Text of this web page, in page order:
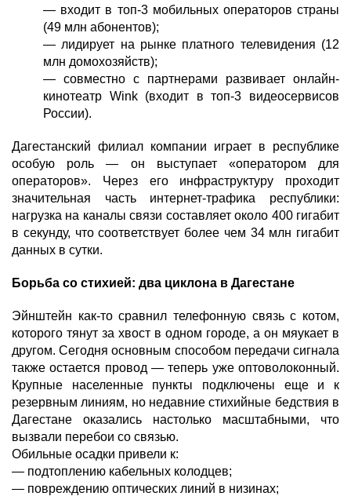
— входит в топ-3 мобильных операторов страны
(49 млн абонентов);
— лидирует на рынке платного телевидения (12
млн домохозяйств);
— совместно с партнерами развивает онлайн-
кинотеатр Wink (входит в топ-3 видеосервисов
России).
Дагестанский филиал компании играет в республике
особую роль — он выступает «оператором для
операторов». Через его инфраструктуру проходит
значительная часть интернет-трафика республики:
нагрузка на каналы связи составляет около 400 гигабит
в секунду, что соответствует более чем 34 млн гигабит
данных в сутки.
Борьба со стихией: два циклона в Дагестане
Эйнштейн как-то сравнил телефонную связь с котом,
которого тянут за хвост в одном городе, а он мяукает в
другом. Сегодня основным способом передачи сигнала
также остается провод — теперь уже оптоволоконный.
Крупные населенные пункты подключены еще и к
резервным линиям, но недавние стихийные бедствия в
Дагестане оказались настолько масштабными, что
вызвали перебои со связью.
Обильные осадки привели к:
— подтоплению кабельных колодцев;
— повреждению оптических линий в низинах;